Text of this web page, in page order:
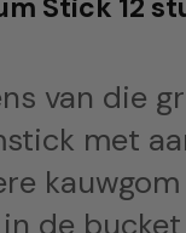
Stick 12
van die
met
de